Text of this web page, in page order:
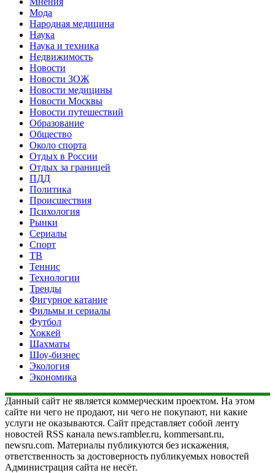
Мода
Народная медицина
Наука
Наука и техника
Недвижимость
Новости
Новости ЗОЖ
Новости медицины
Новости Москвы
Новости путешествий
Образование
Общество
Около спорта
Отдых в России
Отдых за границей
ПДД
Политика
Происшествия
Психология
Рынки
Сериалы
Спорт
ТВ
Теннис
Технологии
Тренды
Фигурное катание
Фильмы и сериалы
Футбол
Хоккей
Шахматы
Шоу-бизнес
Экология
Экономика
Данный сайт не является коммерческим проектом. На этом
сайте ни чего не продают, ни чего не покупают, ни какие
услуги не оказываются. Сайт представляет собой ленту
новостей RSS канала news.rambler.ru, kommersant.ru,
newsru.com. Материалы публикуются без искажения,
ответственность за достоверность публикуемых новостей
Администрация сайта не несёт.